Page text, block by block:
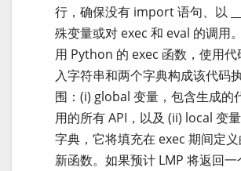
行，确保没有 import 语句、以
殊变量或对 exec 和 eval 的调用
用 Python 的 exec 函数，使用代
入字符串和两个字典构成该代码
围：(i) global 变量，包含生成的
用的所有 API，以及 (ii) local 变
字典，它将填充在 exec 期间定
新函数。如果预计 LMP 将返回一